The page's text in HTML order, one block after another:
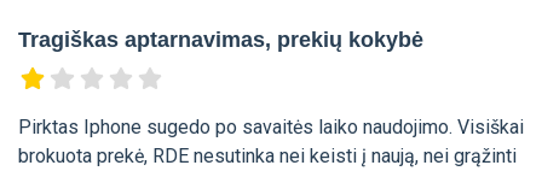
Tragiškas aptarnavimas, prekių kokybė
Pirktas Iphone sugedo po savaitės laiko naudojimo. Visiškai
brokuota prekė, RDE nesutinka nei keisti į naują, nei grąžinti